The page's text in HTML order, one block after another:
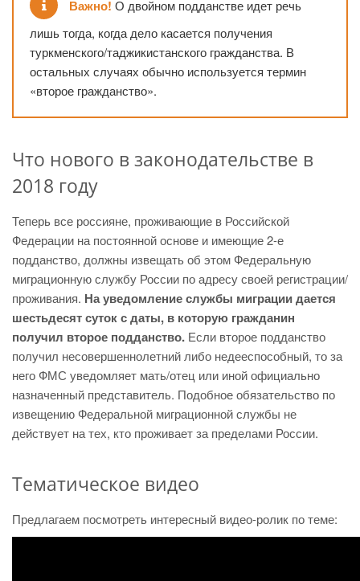
Важно! О двойном подданстве идет речь
лишь тогда, когда дело касается получения
туркменского/таджикистанского гражданства. В
остальных случаях обычно используется термин
«второе гражданство».
Что нового в законодательстве в
2018 году
Теперь все россияне, проживающие в Российской
Федерации на постоянной основе и имеющие 2-е
подданство, должны извещать об этом Федеральную
миграционную службу России по адресу своей регистрации/
проживания. На уведомление службы миграции дается
шестьдесят суток с даты, в которую гражданин
получил второе подданство. Если второе подданство
получил несовершеннолетний либо недееспособный, то за
него ФМС уведомляет мать/отец или иной официально
назначенный представитель. Подобное обязательство по
извещению Федеральной миграционной службы не
действует на тех, кто проживает за пределами России.
Тематическое видео
Предлагаем посмотреть интересный видео-ролик по теме: